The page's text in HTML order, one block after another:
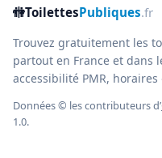
🚻ToilettesPubliques.fr
Trouvez gratuitement les
partout en France et dans
accessibilité PMR,
Données © les contributeurs d’
1.0.